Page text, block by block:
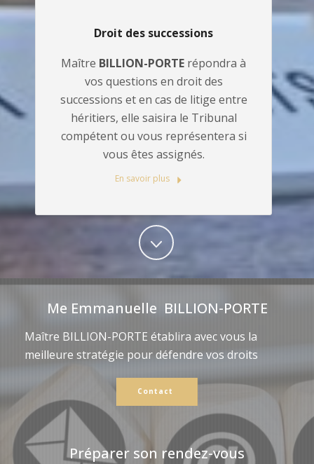
Droit des successions
Maître BILLION-PORTE répondra à
vos questions en droit des
successions et en cas de litige entre
héritiers, elle saisira le Tribunal
compétent ou vous représentera si
vous êtes assignés.
En savoir plus
Me Emmanuelle BILLION-PORTE
Maître BILLION-PORTE établira avec vous la
meilleure stratégie pour défendre vos droits
Contact
Préparer son rendez-vous